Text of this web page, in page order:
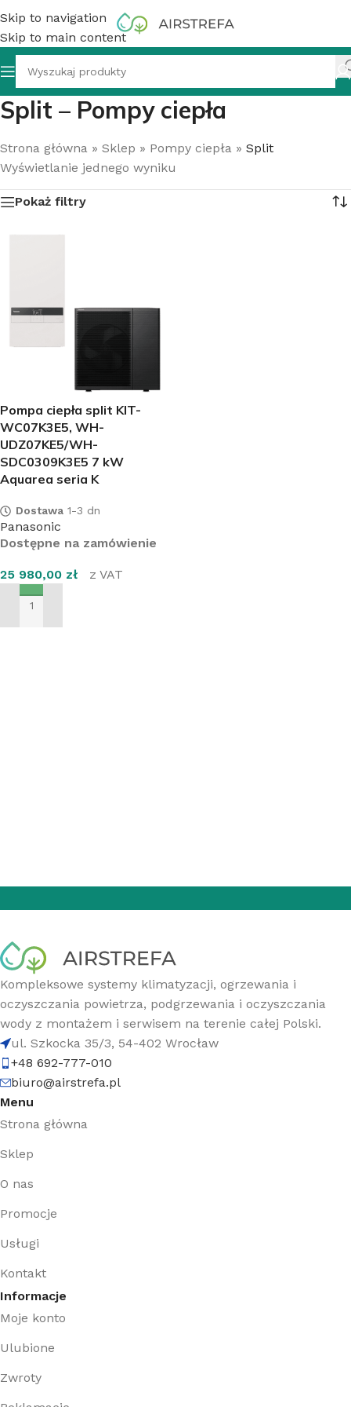
Skip to navigation
Skip to main content
Split – Pompy ciepła
Strona główna » Sklep » Pompy ciepła » Split
Wyświetlanie jednego wyniku
Pokaż filtry
Pompa ciepła split KIT-
WC07K3E5, WH-
UDZ07KE5/WH-
SDC0309K3E5 7 kW
Aquarea seria K
Dostawa 1-3 dn
Panasonic
Dostępne na zamówienie
25 980,00 zł z VAT
DODAJ DO KOSZYKA
Kompleksowe systemy klimatyzacji, ogrzewania i
oczyszczania powietrza, podgrzewania i oczyszczania
wody z montażem i serwisem na terenie całej Polski.
ul. Szkocka 35/3, 54-402 Wrocław
+48 692-777-010
biuro@airstrefa.pl
Menu
Strona główna
Sklep
O nas
Promocje
Usługi
Kontakt
Informacje
Moje konto
Ulubione
Zwroty